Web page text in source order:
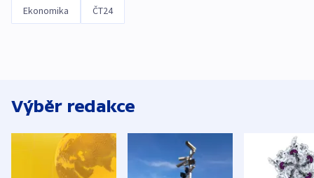
Ekonomika ČT24
Výběr redakce